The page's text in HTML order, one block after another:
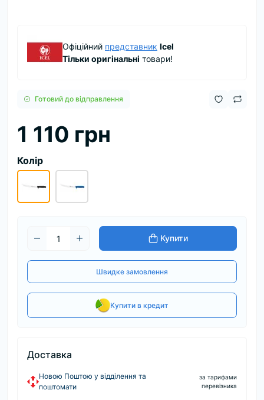
Офіційний представник Icel
Тільки оригінальні товари!
Готовий до відправлення
1 110 грн
Колір
Купити
Швидке замовлення
Купити в кредит
Доставка
Новою Поштою у відділення та
поштомати
за тарифами
перевізника